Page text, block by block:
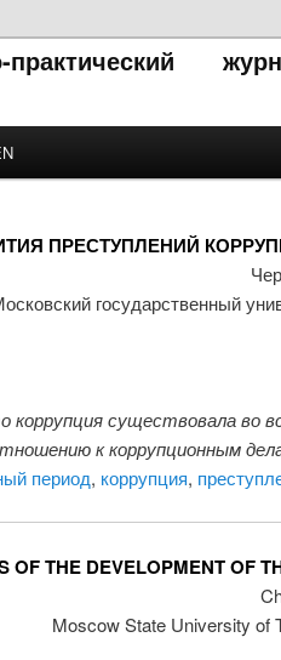
практический
ПРЕСТУПЛЕНИЙ
государственный
существовала во
к коррупционным
период, коррупция,
OF THE DEVELOPMENT OF
Moscow State University of